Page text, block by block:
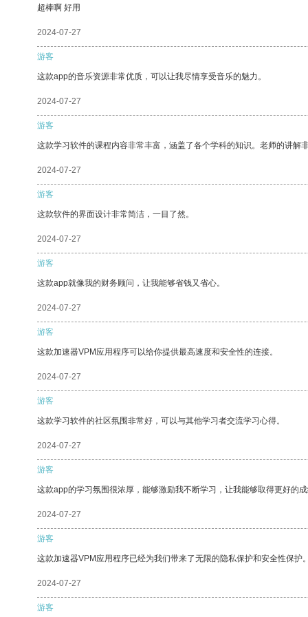
超棒啊 好用
2024-07-27
游客
这款app的音乐资源非常优质，可以让我尽情享受音乐的魅力。
2024-07-27
游客
这款学习软件的课程内容非常丰富，涵盖了各个学科的知识。老师的讲解
2024-07-27
游客
这款软件的界面设计非常简洁，一目了然。
2024-07-27
游客
这款app就像我的财务顾问，让我能够省钱又省心。
2024-07-27
游客
这款加速器VPM应用程序可以给你提供最高速度和安全性的连接。
2024-07-27
游客
这款学习软件的社区氛围非常好，可以与其他学习者交流学习心得。
2024-07-27
游客
这款app的学习氛围很浓厚，能够激励我不断学习，让我能够取得更好的
2024-07-27
游客
这款加速器VPM应用程序已经为我们带来了无限的隐私保护和安全性保护
2024-07-27
游客